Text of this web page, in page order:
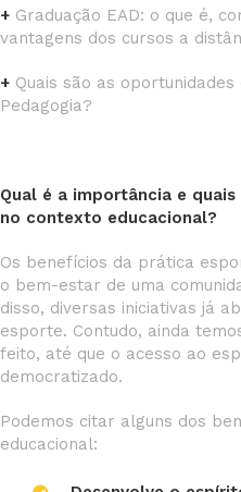
+ Graduação EAD: o que é,
vantagens dos cursos a
+ Quais são as
Pedagogia?
Qual é a importância e
no contexto educacional?
Os benefícios da prática
o bem-estar de uma
disso, diversas iniciativas já
esporte. Contudo, ainda
feito, até que o acesso ao
democratizado.
Podemos citar alguns dos
educacional: